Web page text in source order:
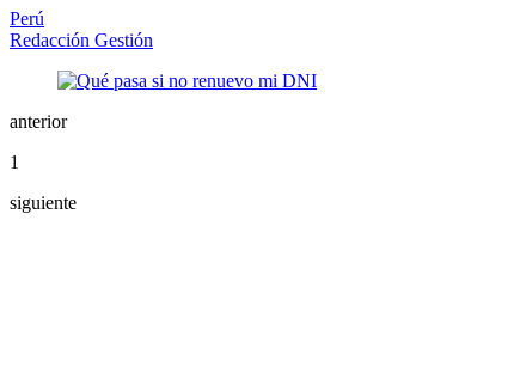
Perú
Redacción Gestión
anterior
1
siguiente